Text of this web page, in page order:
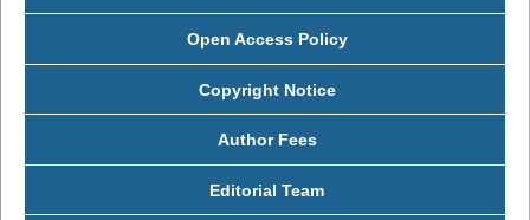
Open Access Policy
Copyright Notice
Author Fees
Editorial Team